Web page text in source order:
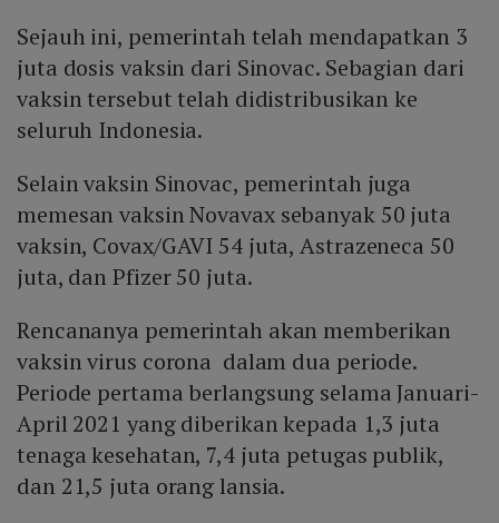
Sejauh ini, pemerintah telah mendapatkan 3
juta dosis vaksin dari Sinovac. Sebagian dari
vaksin tersebut telah didistribusikan ke
seluruh Indonesia.
Selain vaksin Sinovac, pemerintah juga
memesan vaksin Novavax sebanyak 50 juta
vaksin, Covax/GAVI 54 juta, Astrazeneca 50
juta, dan Pfizer 50 juta.
Rencananya pemerintah akan memberikan
vaksin virus corona dalam dua periode.
Periode pertama berlangsung selama Januari-
April 2021 yang diberikan kepada 1,3 juta
tenaga kesehatan, 7,4 juta petugas publik,
dan 21,5 juta orang lansia.